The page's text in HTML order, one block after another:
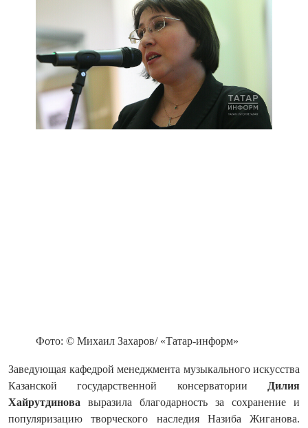
Фото: © Михаил Захаров/ «Татар-информ»
Заведующая кафедрой менеджмента музыкального искусства
Казанской государственной консерватории
Дилия
Хайрутдинова выразила благодарность за сохранение и
популяризацию творческого наследия Назиба Жиганова.